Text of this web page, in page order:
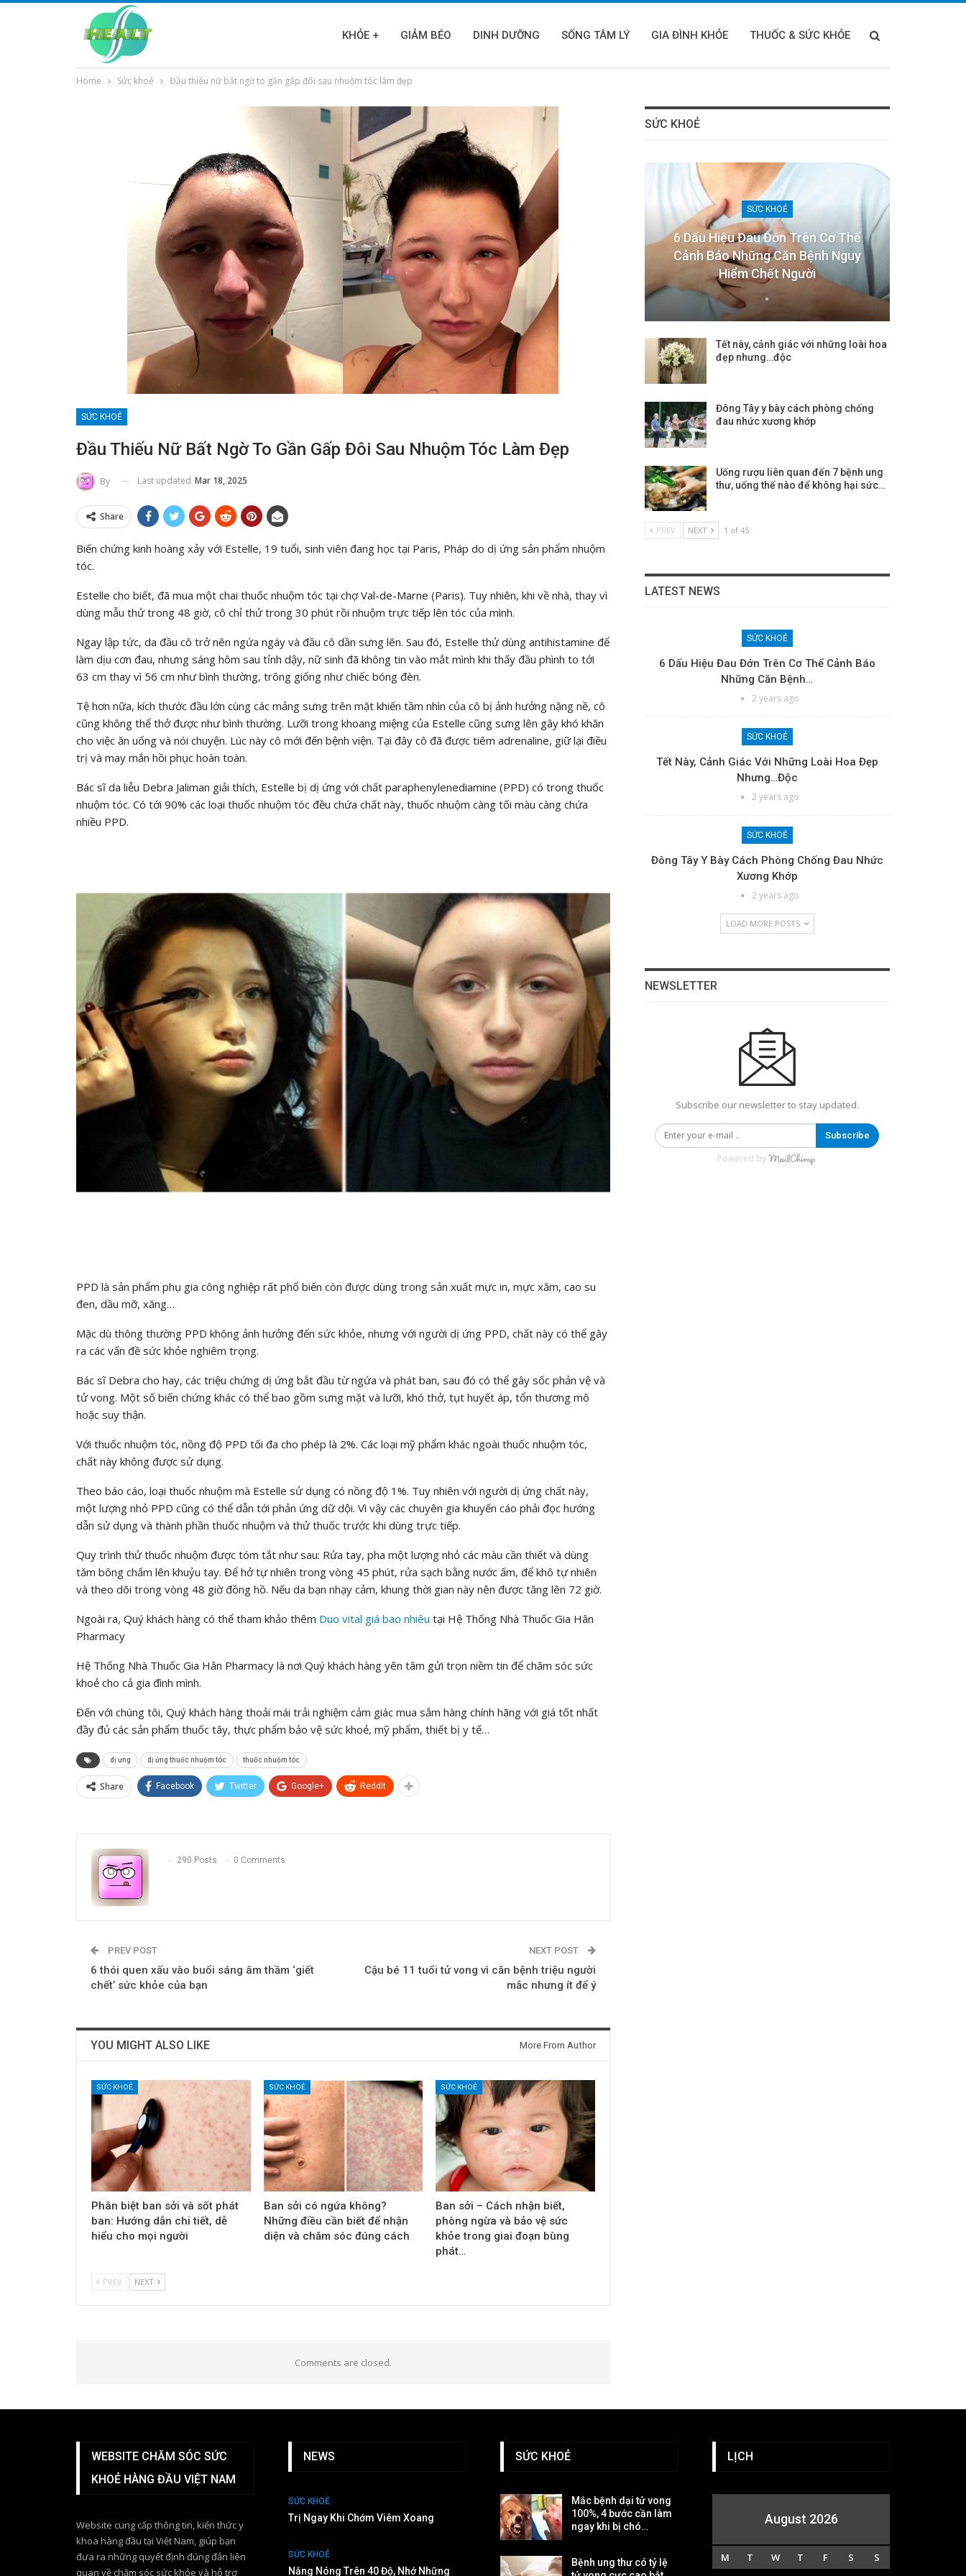
KHỎE + GIẢM BÉO DINH DƯỠNG SỐNG TÂM LÝ GIA ĐÌNH KHỎE THUỐC & SỨC KHỎE
Home Sức khoẻ Đầu thiếu nữ bất ngờ to gần gấp đôi sau nhuộm tóc làm đẹp
SỨC KHOẺ
Đầu Thiếu Nữ Bất Ngờ To Gần Gấp Đôi Sau Nhuộm Tóc Làm Đẹp
By Last updated Mar 18, 2025
Share
Biến chứng kinh hoàng xảy với Estelle, 19 tuổi, sinh viên đang học tại Paris, Pháp do dị ứng sản phẩm nhuộm
tóc.
Estelle cho biết, đã mua một chai thuốc nhuộm tóc tại chợ Val-de-Marne (Paris). Tuy nhiên, khi về nhà, thay vì
dùng mẫu thử trong 48 giờ, cô chỉ thử trong 30 phút rồi nhuộm trực tiếp lên tóc của mình.
Ngay lập tức, da đầu cô trở nên ngứa ngáy và đầu cô dần sưng lên. Sau đó, Estelle thử dùng antihistamine để
làm dịu cơn đau, nhưng sáng hôm sau tỉnh dậy, nữ sinh đã không tin vào mắt mình khi thấy đầu phình to tới
63 cm thay vì 56 cm như bình thường, trông giống như chiếc bóng đèn.
Tệ hơn nữa, kích thước đầu lớn cùng các mảng sưng trên mặt khiến tầm nhìn của cô bị ảnh hưởng nặng nề, cô
cũng không thể thở được như bình thường. Lưỡi trong khoang miệng của Estelle cũng sưng lên gây khó khăn
cho việc ăn uống và nói chuyện. Lúc này cô mới đến bệnh viện. Tại đây cô đã được tiêm adrenaline, giữ lại điều
trị và may mắn hồi phục hoàn toàn.
Bác sĩ da liễu Debra Jaliman giải thích, Estelle bị dị ứng với chất paraphenylenediamine (PPD) có trong thuốc
nhuộm tóc. Có tới 90% các loại thuốc nhuộm tóc đều chứa chất này, thuốc nhuộm càng tối màu càng chứa
nhiều PPD.
PPD là sản phẩm phụ gia công nghiệp rất phổ biến còn được dùng trong sản xuất mực in, mực xăm, cao su
đen, dầu mỡ, xăng…
Mặc dù thông thường PPD không ảnh hưởng đến sức khỏe, nhưng với người dị ứng PPD, chất này có thể gây
ra các vấn đề sức khỏe nghiêm trọng.
Bác sĩ Debra cho hay, các triệu chứng dị ứng bắt đầu từ ngứa và phát ban, sau đó có thể gây sốc phản vệ và
tử vong. Một số biến chứng khác có thể bao gồm sưng mặt và lưỡi, khó thở, tụt huyết áp, tổn thương mô
hoặc suy thận.
Với thuốc nhuộm tóc, nồng độ PPD tối đa cho phép là 2%. Các loại mỹ phẩm khác ngoài thuốc nhuộm tóc,
chất này không được sử dụng.
Theo báo cáo, loại thuốc nhuộm mà Estelle sử dụng có nồng độ 1%. Tuy nhiên với người dị ứng chất này,
một lượng nhỏ PPD cũng có thể dẫn tới phản ứng dữ dội. Vì vậy các chuyên gia khuyến cáo phải đọc hướng
dẫn sử dụng và thành phần thuốc nhuộm và thử thuốc trước khi dùng trực tiếp.
Quy trình thử thuốc nhuộm được tóm tắt như sau: Rửa tay, pha một lượng nhỏ các màu cần thiết và dùng
tăm bông chấm lên khuỷu tay. Để hở tự nhiên trong vòng 45 phút, rửa sạch bằng nước ấm, để khô tự nhiên
và theo dõi trong vòng 48 giờ đồng hồ. Nếu da bạn nhạy cảm, khung thời gian này nên được tăng lên 72 giờ.
Ngoài ra, Quý khách hàng có thể tham khảo thêm Duo vital giá bao nhiêu tại Hệ Thống Nhà Thuốc Gia Hân
Pharmacy
Hệ Thống Nhà Thuốc Gia Hân Pharmacy là nơi Quý khách hàng yên tâm gửi trọn niềm tin để chăm sóc sức
khoẻ cho cả gia đình mình.
Đến với chúng tôi, Quý khách hàng thoải mái trải nghiệm cảm giác mua sắm hàng chính hãng với giá tốt nhất
đầy đủ các sản phẩm thuốc tây, thực phẩm bảo vệ sức khoẻ, mỹ phẩm, thiết bị y tế…
dị ưng dị ứng thuốc nhuộm tóc thuốc nhuộm tóc
Share Facebook Twitter Google+ ReddIt
290 Posts 0 Comments
PREV POST
6 thói quen xấu vào buổi sáng âm thầm ‘giết
chết’ sức khỏe của bạn
NEXT POST
Cậu bé 11 tuổi tử vong vì căn bệnh triệu người
mắc nhưng ít để ý
YOU MIGHT ALSO LIKE More From Author
SỨC KHOẺ
Phân biệt ban sởi và sốt phát
ban: Hướng dẫn chi tiết, dễ
hiểu cho mọi người
SỨC KHOẺ
Ban sởi có ngứa không?
Những điều cần biết để nhận
diện và chăm sóc đúng cách
SỨC KHOẺ
Ban sởi – Cách nhận biết,
phòng ngừa và bảo vệ sức
khỏe trong giai đoạn bùng
phát…
PREV NEXT
Comments are closed.
SỨC KHOẺ
SỨC KHOẺ
6 Dấu Hiệu Đau Đớn Trên Cơ Thể
Cảnh Báo Những Căn Bệnh Nguy
Hiểm Chết Người
Tết này, cảnh giác với những loài hoa
đẹp nhưng…độc
Đông Tây y bày cách phòng chống
đau nhức xương khớp
Uống rượu liên quan đến 7 bệnh ung
thư, uống thế nào để không hại sức…
PREV NEXT 1 of 45
LATEST NEWS
SỨC KHOẺ
6 Dấu Hiệu Đau Đớn Trên Cơ Thể Cảnh Báo
Những Căn Bệnh…
2 years ago
SỨC KHOẺ
Tết Này, Cảnh Giác Với Những Loài Hoa Đẹp
Nhưng…độc
2 years ago
SỨC KHOẺ
Đông Tây Y Bày Cách Phòng Chống Đau Nhức
Xương Khớp
2 years ago
LOAD MORE POSTS
NEWSLETTER
Subscribe our newsletter to stay updated.
Subscribe
Powered by
WEBSITE CHĂM SÓC SỨC
KHOẺ HÀNG ĐẦU VIỆT NAM
Website cung cấp thông tin, kiến thức y
khoa hàng đầu tại Việt Nam, giúp bạn
đưa ra những quyết định đúng đắn liên
quan về chăm sóc sức khỏe và hỗ trợ
NEWS
SỨC KHOẺ
Trị Ngay Khi Chớm Viêm Xoang
SỨC KHOẺ
Nắng Nóng Trên 40 Độ, Nhớ Những
SỨC KHOẺ
Mắc bệnh dại tử vong
100%, 4 bước cần làm
ngay khi bị chó…
Bệnh ung thư có tỷ lệ
LỊCH
August 2026
M T W T F S
S